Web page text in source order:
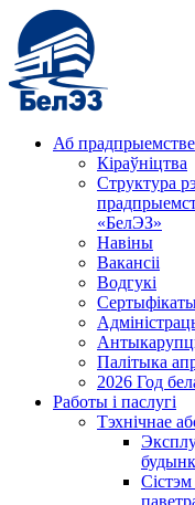
Аб прадпрыемстве
Кіраўніцтва
Структура
«БелЭЗ»
Навіны
Вакансіі
Водгукі
Палітыка
2026 Год
Работы і паслугі
Тэхнічнае